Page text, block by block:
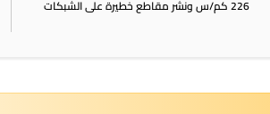
226 كم/س ونشر مقاطع خطيرة على الشبكات